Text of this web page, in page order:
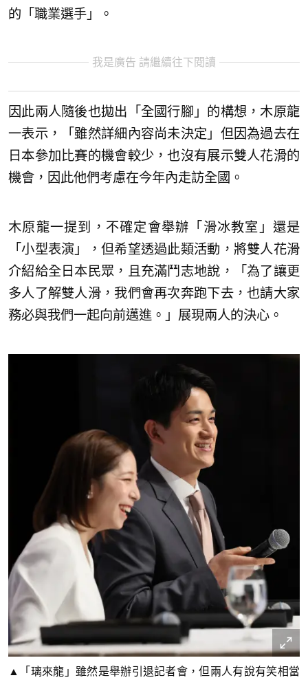
的「職業選手」。
我是廣告 請繼續往下閱讀
因此兩人隨後也拋出「全國行腳」的構想，木原龍
一表示，「雖然詳細內容尚未決定」但因為過去在
日本參加比賽的機會較少，也沒有展示雙人花滑的
機會，因此他們考慮在今年內走訪全國。
木原龍一提到，不確定會舉辦「滑冰教室」還是
「小型表演」，但希望透過此類活動，將雙人花滑
介紹給全日本民眾，且充滿鬥志地說，「為了讓更
多人了解雙人滑，我們會再次奔跑下去，也請大家
務必與我們一起向前邁進。」展現兩人的決心。
▲「璃來龍」雖然是舉辦引退記者會，但兩人有說有笑相當